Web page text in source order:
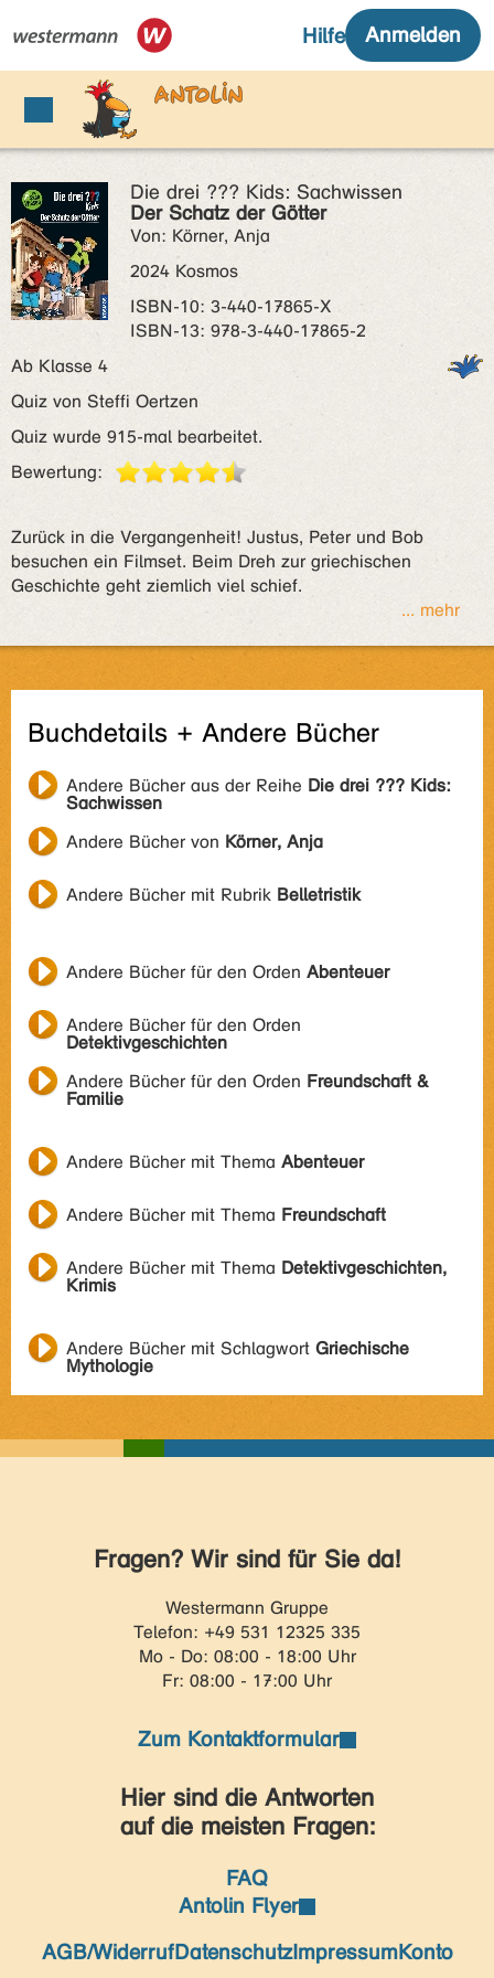
Die drei ??? Kids: Sachwissen
Der Schatz der Götter
Von: Körner, Anja
2024 Kosmos
ISBN‑10: 3-440-17865-X
ISBN‑13: 978-3-440-17865-2
Ab Klasse 4
Quiz von Steffi Oertzen
Quiz wurde 915-mal bearbeitet.
Bewertung:
Zurück in die Vergangenheit! Justus, Peter und Bob
besuchen ein Filmset. Beim Dreh zur griechischen
Geschichte geht ziemlich viel schief.
... mehr
Buchdetails + Andere Bücher
Andere Bücher aus der Reihe Die drei ??? Kids:
Sachwissen
Andere Bücher von Körner, Anja
Andere Bücher mit Rubrik Belletristik
Andere Bücher für den Orden Abenteuer
Andere Bücher für den Orden
Detektivgeschichten
Andere Bücher für den Orden Freundschaft &
Familie
Andere Bücher mit Thema Abenteuer
Andere Bücher mit Thema Freundschaft
Andere Bücher mit Thema Detektivgeschichten,
Krimis
Andere Bücher mit Schlagwort Griechische
Mythologie